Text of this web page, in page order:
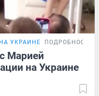
УКРАИНЕ ПОДРОБНОСТИ
Марией
на Украине